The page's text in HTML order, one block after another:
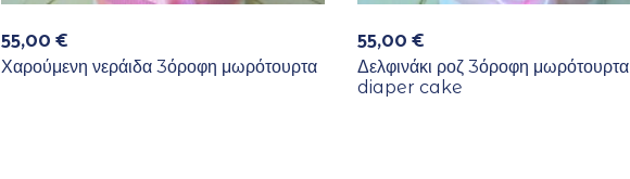
55,00€
Χαρούμενη νεράιδα 3όροφη μωρότουρτα
55,00€
Δελφινάκι ροζ 3όροφη μωρότουρτα
diaper cake